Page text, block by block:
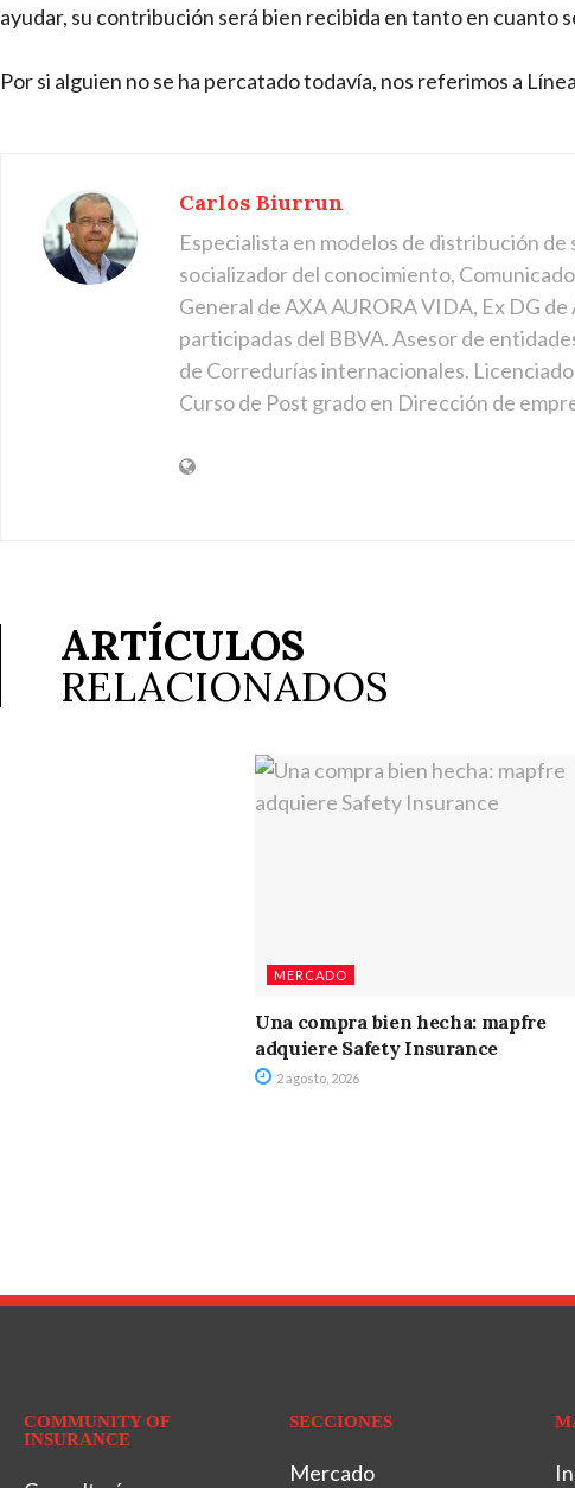
ayudar, su contribución será bien recibida en tanto en cuanto
Por si alguien no se ha percatado todavía, nos referimos a
Carlos Biurrun
Especialista en modelos de distribución
socializador del conocimiento,
General de AXA AURORA VIDA, Ex DG
participadas del BBVA. Asesor de
de Corredurías internacionales.
Curso de Post grado en Dirección de
ARTÍCULOS
RELACIONADOS
MERCADO
Una compra bien hecha: mapfre
adquiere Safety Insurance
2 agosto, 2026
COMMUNITY OF
INSURANCE
SECCIONES
Mercado